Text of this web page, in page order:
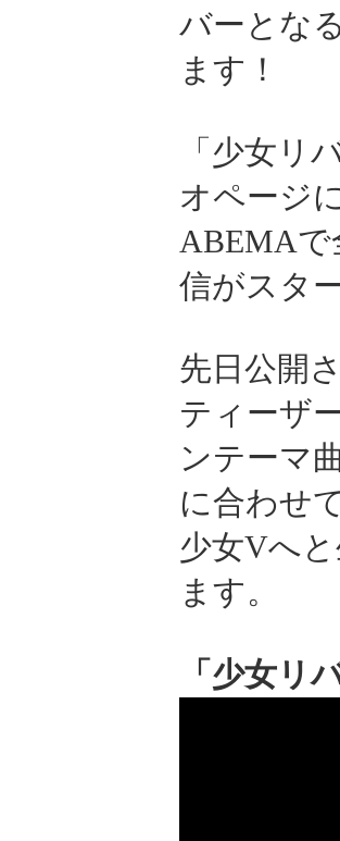
バーとな
ます！
「少女リ
オページ
ABEMAで
信がスタ
先日公開
ティーザ
ンテーマ
に合わせ
少女Vへ
ます。
「少女リ